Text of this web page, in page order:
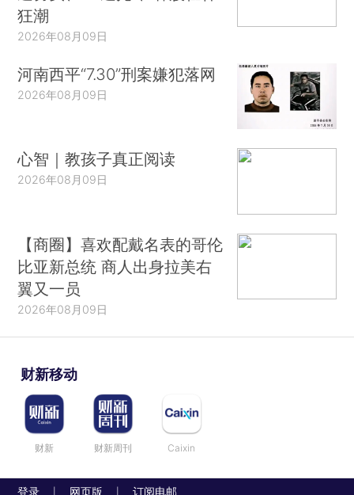
狂潮
2026年08月09日
河南西平“7.30”刑案嫌犯落网
2026年08月09日
心智｜教孩子真正阅读
2026年08月09日
【商圈】喜欢配戴名表的哥伦
比亚新总统 商人出身拉美右
翼又一员
2026年08月09日
财新移动
财新 财新周刊 Caixin
登录 网页版 订阅电邮